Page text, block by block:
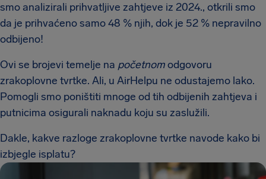
smo analizirali prihvatljive zahtjeve iz 2024., otkrili smo
da je prihvaćeno samo 48 % njih, dok je 52 % nepravilno
odbijeno!
Ovi se brojevi temelje na početnomodgovoru
zrakoplovne tvrtke. Ali, u AirHelpu ne odustajemo lako.
Pomogli smo poništiti mnoge od tih odbijenih zahtjeva i
putnicima osigurali naknadu koju su zaslužili.
Dakle, kakve razloge zrakoplovne tvrtke navode kako bi
izbjegle isplatu?